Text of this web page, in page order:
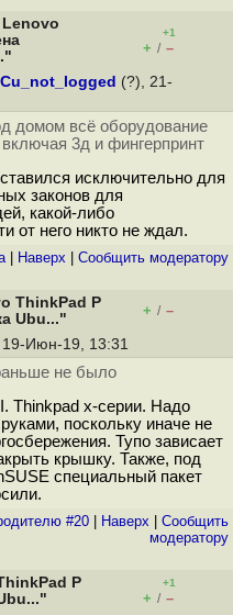
+1
+ / –
(?), 21-
домом всё оборудование
3д и фингерпринт
исключительно для
законов для
какой-либо
от него никто не ждал.
| Наверх Cообщить модератору
ThinkPad P
Ubu..."
+ / –
19-Июн-19, 13:31
не было
Thinkpad x-серии. Надо
поскольку иначе не
Тупо зависает
крышку. Также, под
специальный пакет
#20 Наверх
Cообщить
модератору
P
+1
+ / –